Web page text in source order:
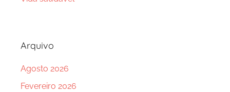
Arquivo
Agosto 2026
Fevereiro 2026